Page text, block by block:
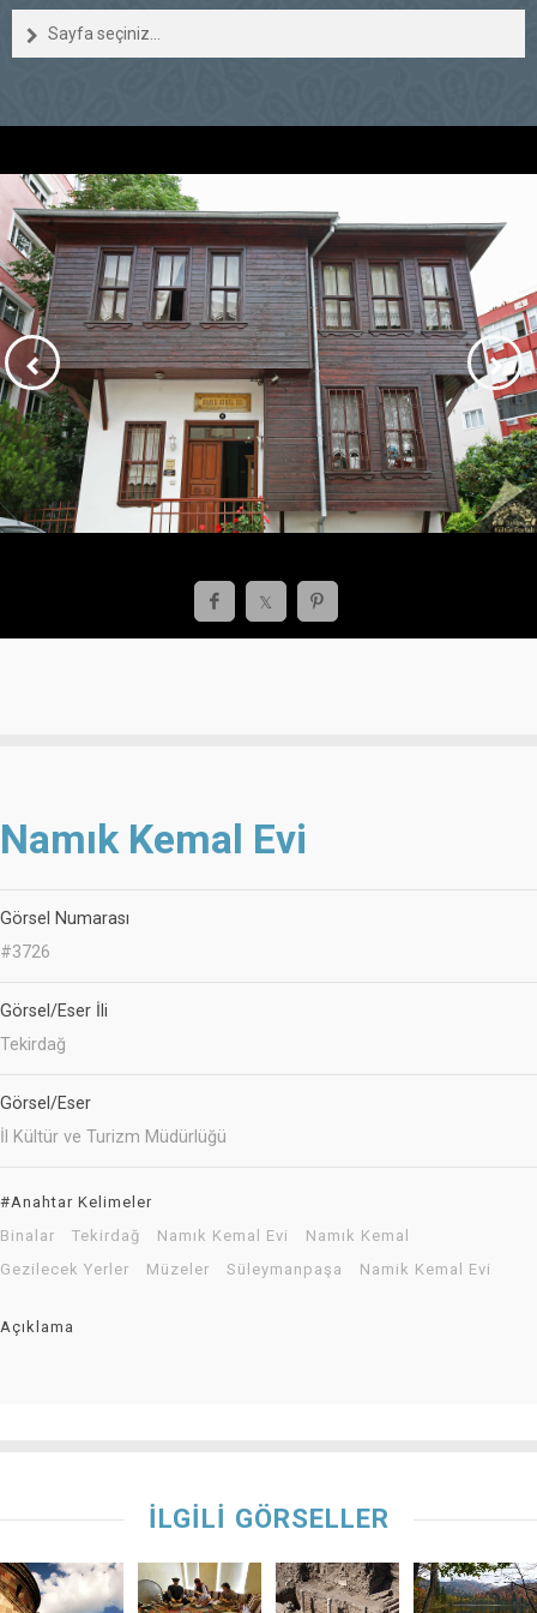
Sayfa seçiniz...
Namık Kemal Evi
Görsel Numarası
#3726
Görsel/Eser İli
Tekirdağ
Görsel/Eser
İl Kültür ve Turizm Müdürlüğü
#Anahtar Kelimeler
Binalar
Tekirdağ Namık Kemal Evi
Namık Kemal
Gezilecek Yerler
Müzeler Süleymanpaşa Namik Kemal Evi
Açıklama
İLGİLİ GÖRSELLER